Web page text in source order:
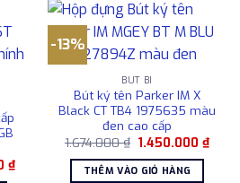
₫Giá
hiện
-13%
BÚT BI
Bút ký tên Parker IM X
Black CT TB4 1975635 màu
đen cao cấp
1.674.000₫ Giá
là:
1.674.000 ₫.
1.450.000₫Giá
hiện
THÊM VÀO GIỎ HÀNG